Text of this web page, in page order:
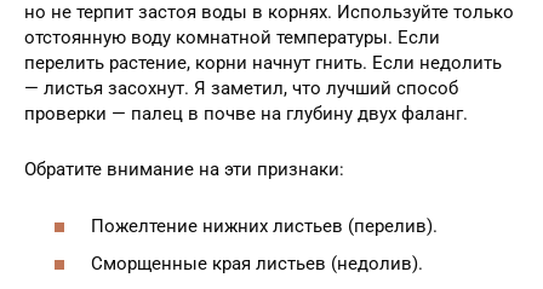
но не терпит застоя воды в корнях. Используйте только
отстоянную воду комнатной температуры. Если
перелить растение, корни начнут гнить. Если недолить
— листья засохнут. Я заметил, что лучший способ
проверки — палец в почве на глубину двух фаланг.
Обратите внимание на эти признаки:
Пожелтение нижних листьев (перелив).
Сморщенные края листьев (недолив).